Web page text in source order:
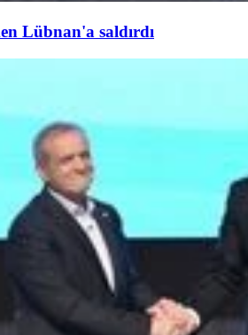
Lübnan'a saldırdı